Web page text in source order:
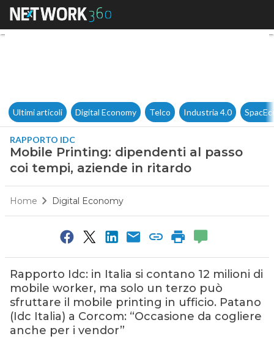
Mobile Printing: dipendenti
Ultimi articoli Digital Economy Telco Industria 4.0
RAPPORTO IDC
Mobile Printing: dipendenti al passo
coi tempi, aziende in ritardo
Home Digital Economy
Rapporto Idc: in Italia si contano 12 milioni di
mobile worker, ma solo un terzo può
sfruttare il mobile printing in ufficio. Patano
(Idc Italia) a Corcom: “Occasione da cogliere
anche per i vendor”